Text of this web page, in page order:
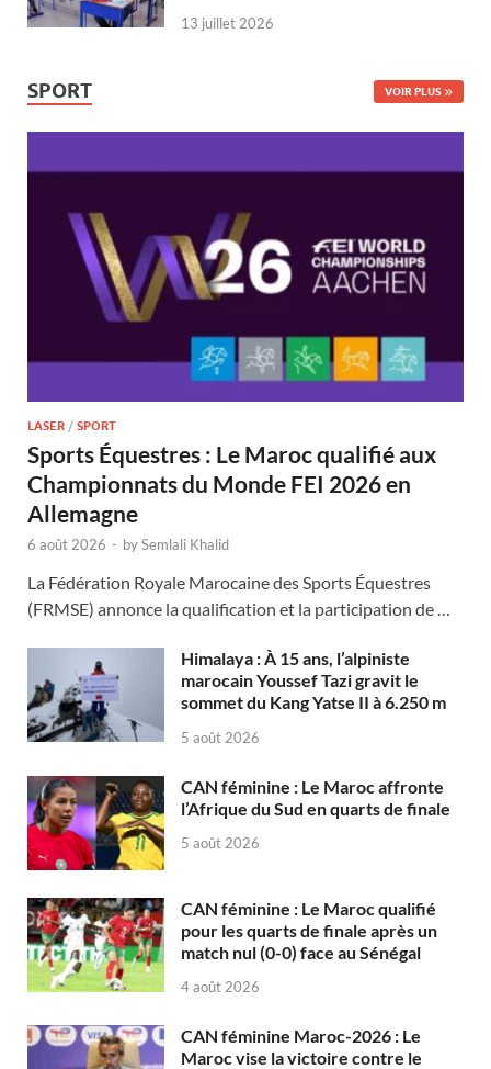
13 juillet 2026
SPORT VOIR PLUS
LASER / SPORT
Sports Équestres : Le Maroc qualifié aux
Championnats du Monde FEI 2026 en
Allemagne
6 août 2026 - bySemlali Khalid
La Fédération Royale Marocaine des Sports Équestres
(FRMSE) annonce la qualification et la participation de …
Himalaya : À 15 ans, l’alpiniste
marocain Youssef Tazi gravit le
sommet du Kang Yatse II à 6.250 m
5 août 2026
CAN féminine : Le Maroc affronte
l’Afrique du Sud en quarts de finale
5 août 2026
CAN féminine : Le Maroc qualifié
pour les quarts de finale après un
match nul (0-0) face au Sénégal
4 août 2026
CAN féminine Maroc-2026 : Le
Maroc vise la victoire contre le